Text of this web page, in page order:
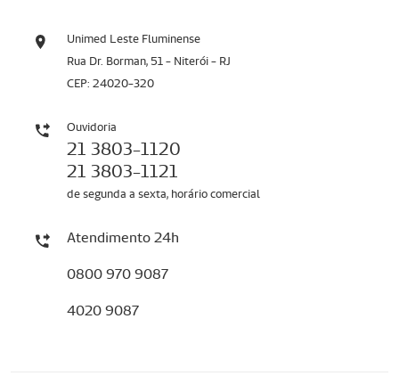
Unimed Leste Fluminense
Rua Dr. Borman, 51 - Niterói - RJ
CEP: 24020-320
Ouvidoria
21 3803-1120
21 3803-1121
de segunda a sexta, horário comercial
Atendimento 24h
0800 970 9087
4020 9087